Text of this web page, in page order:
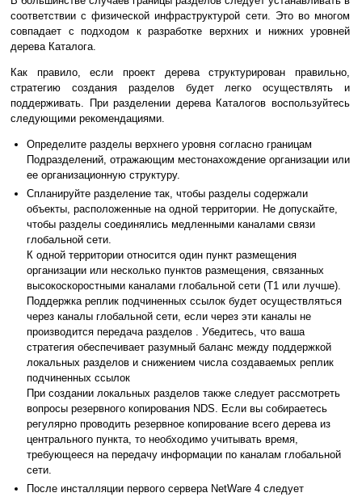
соответствии с физической инфраструктурой сети. Это во многом
совпадает с подходом к разработке верхних и нижних уровней
дерева Каталога.
Как правило, если проект дерева структурирован правильно,
стратегию создания разделов будет легко осуществлять и
поддерживать. При разделении дерева Каталогов воспользуйтесь
следующими рекомендациями.
Определите разделы верхнего уровня согласно границам
Подразделений, отражающим местонахождение организации или
ее организационную структуру.
Спланируйте разделение так, чтобы разделы содержали
объекты, расположенные на одной территории. Не допускайте,
чтобы разделы соединялись медленными каналами связи
глобальной сети.
К одной территории относится один пункт размещения
организации или несколько пунктов размещения, связанных
высокоскоростными каналами глобальной сети (T1 или лучше).
Поддержка реплик подчиненных ссылок будет осуществляться
через каналы глобальной сети, если через эти каналы не
производится передача разделов . Убедитесь, что ваша
стратегия обеспечивает разумный баланс между поддержкой
локальных разделов и снижением числа создаваемых реплик
подчиненных ссылок
При создании локальных разделов также следует рассмотреть
вопросы резервного копирования NDS. Если вы собираетесь
регулярно проводить резервное копирование всего дерева из
центрального пункта, то необходимо учитывать время,
требующееся на передачу информации по каналам глобальной
сети.
После инсталляции первого сервера NetWare 4 следует